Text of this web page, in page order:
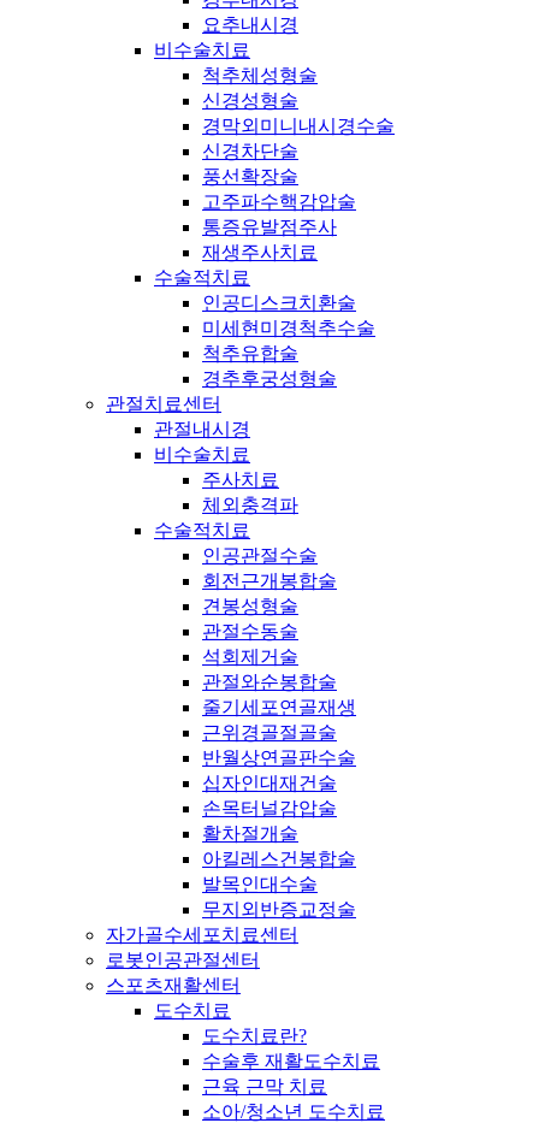
요추내시경
비수술치료
척추체성형술
신경성형술
경막외미니내시경수술
신경차단술
풍선확장술
고주파수핵감압술
통증유발점주사
재생주사치료
수술적치료
인공디스크치환술
미세현미경척추수술
척추유합술
경추후궁성형술
관절치료센터
관절내시경
비수술치료
주사치료
체외충격파
수술적치료
인공관절수술
회전근개봉합술
견봉성형술
관절수동술
석회제거술
관절와순봉합술
줄기세포연골재생
근위경골절골술
반월상연골판수술
십자인대재건술
손목터널감압술
활차절개술
아킬레스건봉합술
발목인대수술
무지외반증교정술
자가골수세포치료센터
로봇인공관절센터
스포츠재활센터
도수치료
도수치료란?
수술후 재활도수치료
근육 근막 치료
소아/청소년 도수치료